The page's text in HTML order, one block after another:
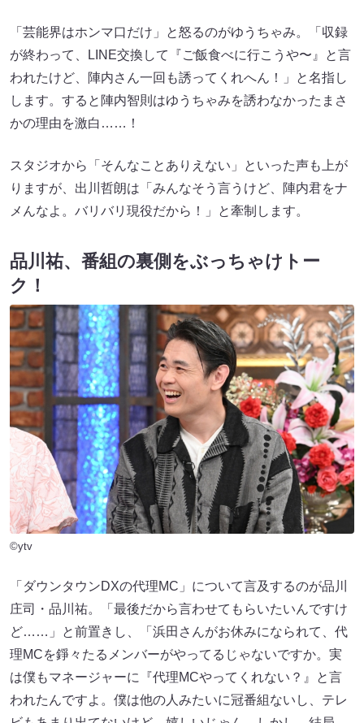
「芸能界はホンマ口だけ」と怒るのがゆうちゃみ。「収録
が終わって、LINE交換して『ご飯食べに行こうや〜』と言
われたけど、陣内さん一回も誘ってくれへん！」と名指し
します。すると陣内智則はゆうちゃみを誘わなかったまさ
かの理由を激白……！
スタジオから「そんなことありえない」といった声も上が
りますが、出川哲朗は「みんなそう言うけど、陣内君をナ
メんなよ。バリバリ現役だから！」と牽制します。
品川祐、番組の裏側をぶっちゃけトー
ク！
©ytv
「ダウンタウンDXの代理MC」について言及するのが品川
庄司・品川祐。「最後だから言わせてもらいたいんですけ
ど……」と前置きし、「浜田さんがお休みになられて、代
理MCを錚々たるメンバーがやってるじゃないですか。実
は僕もマネージャーに『代理MCやってくれない？』と言
われたんですよ。僕は他の人みたいに冠番組ないし、テレ